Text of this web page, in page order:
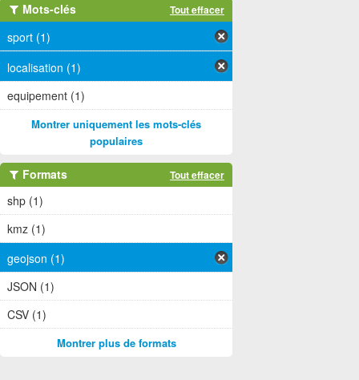
Mots-clés Tout effacer
sport (1)
localisation (1)
equipement (1)
Montrer uniquement les mots-clés
populaires
Formats Tout effacer
shp (1)
kmz (1)
geojson (1)
JSON (1)
CSV (1)
Montrer plus de formats